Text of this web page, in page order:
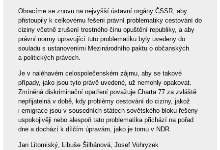
Obracíme se znovu na nejvyšší ústavní orgány ČSSR, aby
přistoupily k celkovému řešení právní problematiky cestování do
ciziny včetně zrušení trestného činu opuštění republiky, a aby
právní normy upravující tuto problematiku byly uvedeny do
souladu s ustanoveními Mezinárodního paktu o občanských
a politických právech.
Je v naléhavém celospolečenském zájmu, aby se takové
případy, jako jsou tyto právě uvedené, už nemohly opakovat.
Zmíněná diskriminační opatření považuje Charta 77 za zvláště
nepřijatelná v době, kdy problémy cestování do ciziny, jakož
i emigrace jsou v sousedních státech sovětského bloku řešeny
uspokojivěji nebo alespoň tato problematika přichází na pořad
dne a dochází k dílčím úpravám, jako je tomu v NDR.
Jan Litomiský, Libuše Šilhánová, Josef Vohryzek